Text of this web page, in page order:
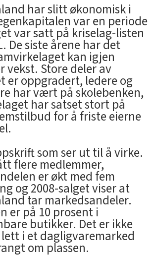
har slitt økonomisk i
var en periode
var satt på kriselag-listen
De siste årene har det
kan igjen
vekst. Store deler av
er oppgradert, ledere og
har vært på skolebenken,
har satset stort på
for å friste eierne
som ser ut til å virke.
flere medlemmer,
er økt med fem
og 2008-salget viser at
tar markedsandeler.
er på 10 prosent i
butikker. Det er ikke
i et dagligvaremarked
om plassen.